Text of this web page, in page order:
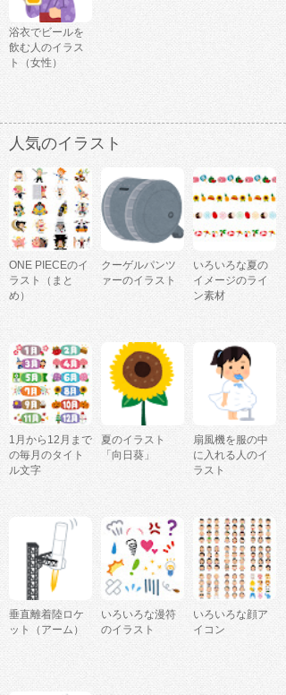
浴衣でビールを
飲む人のイラス
ト（女性）
人気のイラスト
ONE PIECEのイ
ラスト（まと
め）
クーゲルパンツ
ァーのイラスト
いろいろな夏の
イメージのライ
ン素材
1月から12月まで
の毎月のタイト
ル文字
夏のイラスト
「向日葵」
扇風機を服の中
に入れる人のイ
ラスト
垂直離着陸ロケ
ット（アーム）
いろいろな漫符
のイラスト
いろいろな顔ア
イコン